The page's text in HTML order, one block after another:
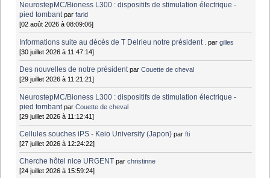
NeurostepMC/Bioness L300 : dispositifs de stimulation électrique -
pied tombant parfarid
[02 août 2026 à 08:09:06]
Informations suite au décès de T Delrieu notre président . pargilles
[30 juillet 2026 à 11:47:14]
Des nouvelles de notre président parCouette de cheval
[29 juillet 2026 à 11:21:21]
NeurostepMC/Bioness L300 : dispositifs de stimulation électrique -
pied tombant parCouette de cheval
[29 juillet 2026 à 11:12:41]
Cellules souches iPS - Keio University (Japon) parfti
[27 juillet 2026 à 12:24:22]
Cherche hôtel nice URGENT parchristinne
[24 juillet 2026 à 15:59:24]